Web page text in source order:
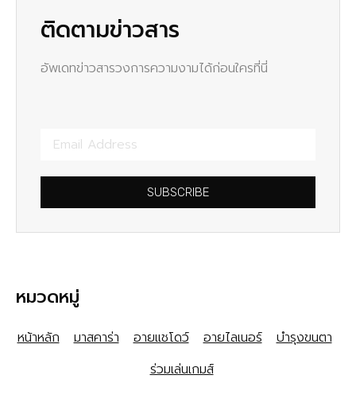
ติดตามข่าวสาร
อัพเดทข่าวสารวงการความงามได้ก่อนใครที่นี่
SUBSCRIBE
หมวดหมู่
หน้าหลัก มาสคาร่า อายแชโดว์ อายไลเนอร์
บำรุงขนตา
ร่วมเล่นเกมส์